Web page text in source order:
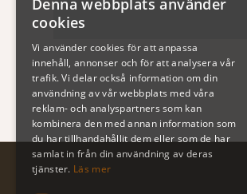
Denna webbplats använder
cookies
Vi använder cookies för att anpassa
innehåll, annonser och för att analysera vår
trafik. Vi delar också information om din
användning av vår webbplats med våra
reklam- och analyspartners som kan
kombinera den med annan information som
du har tillhandahållit dem eller som de har
samlat in från din användning av deras
tjänster. Läs mer